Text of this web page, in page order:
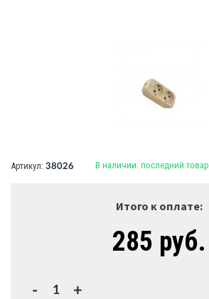
Артикул: 38026 В наличии: последний товар
Итого к оплате:
285 руб.
+
-